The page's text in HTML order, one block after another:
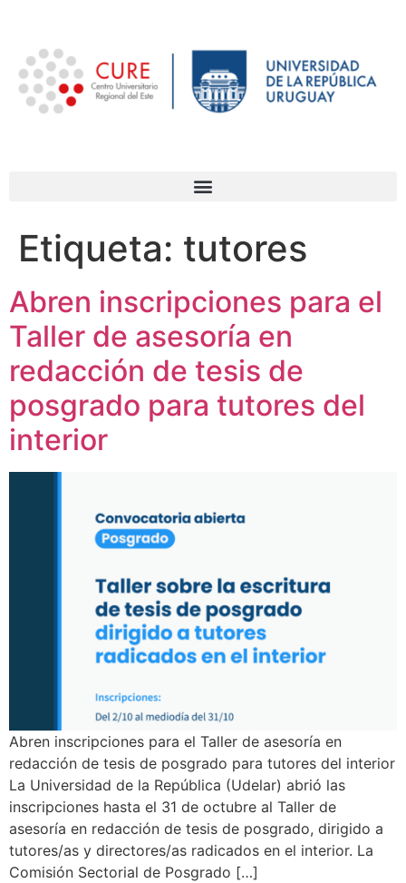
Etiqueta: tutores
Abren inscripciones para el
Taller de asesoría en
redacción de tesis de
posgrado para tutores del
interior
Abren inscripciones para el Taller de asesoría en
redacción de tesis de posgrado para tutores del interior
La Universidad de la República (Udelar) abrió las
inscripciones hasta el 31 de octubre al Taller de
asesoría en redacción de tesis de posgrado, dirigido a
tutores/as y directores/as radicados en el interior. La
Comisión Sectorial de Posgrado […]